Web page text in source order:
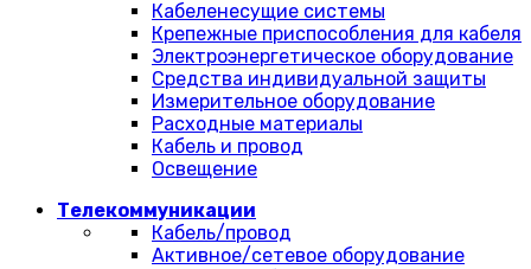
Кабеленесущие системы
Крепежные приспособления для кабеля
Электроэнергетическое оборудование
Средства индивидуальной защиты
Измерительное оборудование
Расходные материалы
Кабель и провод
Освещение
Телекоммуникации
Кабель/провод
Активное/сетевое оборудование